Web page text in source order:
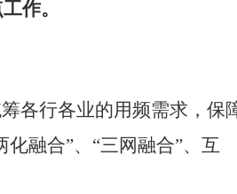
作。
各行各业的用频需求，保
化融合”、 “三网融合”、互